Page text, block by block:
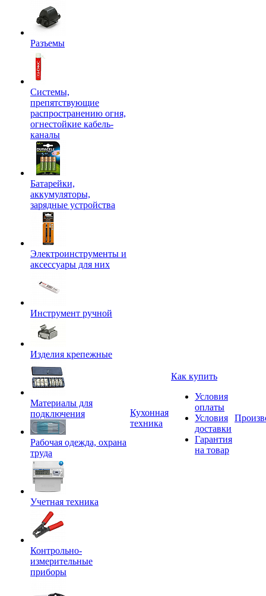
Разъемы
Системы,
препятствующие
распространению огня,
огнестойкие кабель-
каналы
Батарейки,
аккумуляторы,
зарядные устройства
Электроинструменты и
аксессуары для них
Инструмент ручной
Изделия крепежные
Материалы для
подключения
Рабочая одежда, охрана
труда
Учетная техника
Контрольно-
измерительные
приборы
Кухонная
техника
Как купить
Условия
оплаты
Условия
доставки
Гарантия
на товар